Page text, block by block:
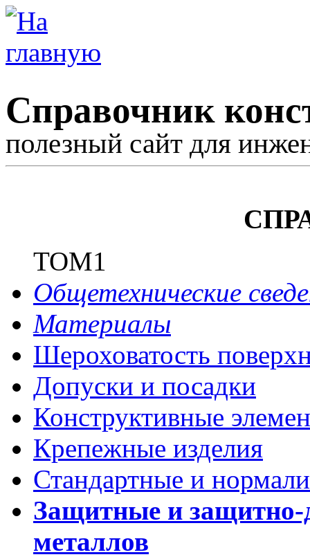
Справочник
полезный сайт для
ТОМ1
Общетехнические
Материалы
Шероховатость
Допуски и посадки
Конструктивные
Крепежные изделия
Стандартные и
Защитные и защитно-
металлов